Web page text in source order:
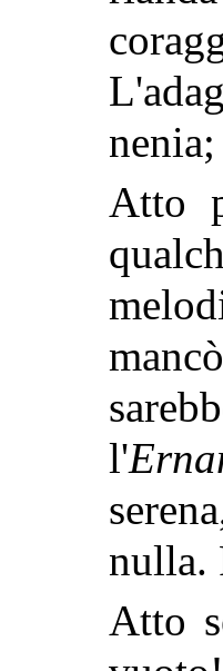
Atto
l'
nulla.
Atto